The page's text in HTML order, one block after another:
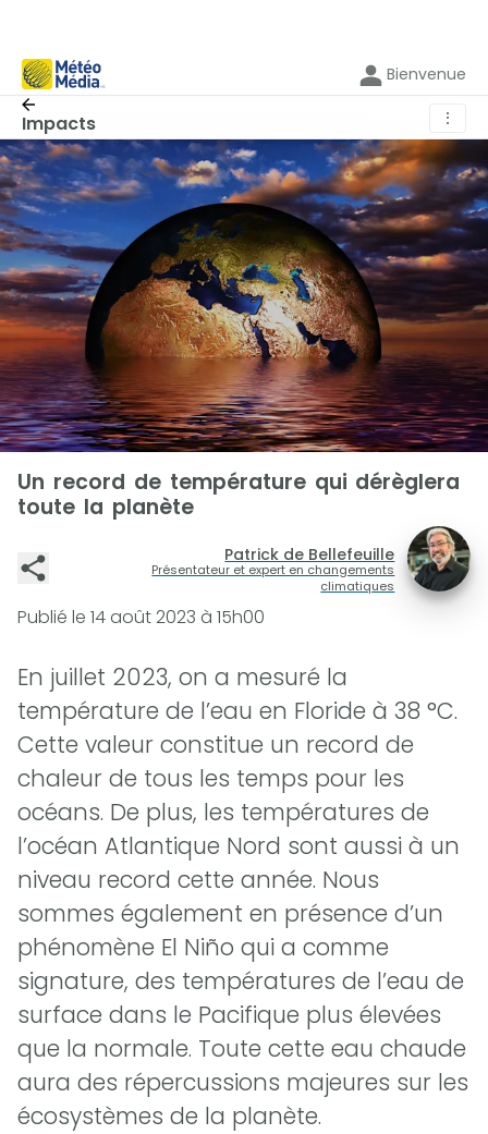
Bienvenue
Impacts ⋮
Un record de température qui dérèglera
toute la planète
Patrick de Bellefeuille
Présentateur et expert en changements
climatiques
Publié le 14 août 2023 à 15h00
En juillet 2023, on a mesuré la
température de l’eau en Floride à 38 °C.
Cette valeur constitue un record de
chaleur de tous les temps pour les
océans. De plus, les températures de
l’océan Atlantique Nord sont aussi à un
niveau record cette année. Nous
sommes également en présence d’un
phénomène El Niño qui a comme
signature, des températures de l’eau de
surface dans le Pacifique plus élevées
que la normale. Toute cette eau chaude
aura des répercussions majeures sur les
écosystèmes de la planète.